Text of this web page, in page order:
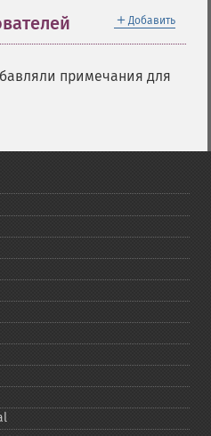
＋ Добавить
примечания для